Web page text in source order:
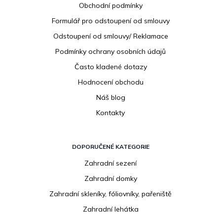
Obchodní podmínky
Formulář pro odstoupení od smlouvy
Odstoupení od smlouvy/ Reklamace
Podmínky ochrany osobních údajů
Často kladené dotazy
Hodnocení obchodu
Náš blog
Kontakty
DOPORUČENÉ KATEGORIE
Zahradní sezení
Zahradní domky
Zahradní skleníky, fóliovníky, pařeniště
Zahradní lehátka